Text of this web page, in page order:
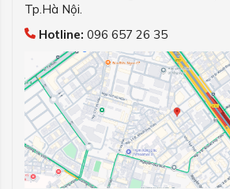
Tp.Hà Nội.
Hotline: 096 657 26 35